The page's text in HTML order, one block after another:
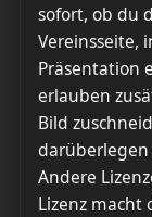
sofort, ob du
Vereinsseite,
Präsentation
erlauben
Bild
Andere
Lizenz macht